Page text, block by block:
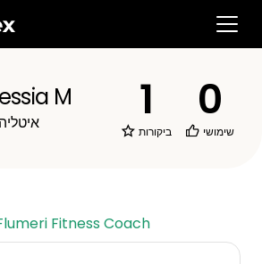
M
איטליה 1
ביקורות
0
שימושי
Fitness Coach